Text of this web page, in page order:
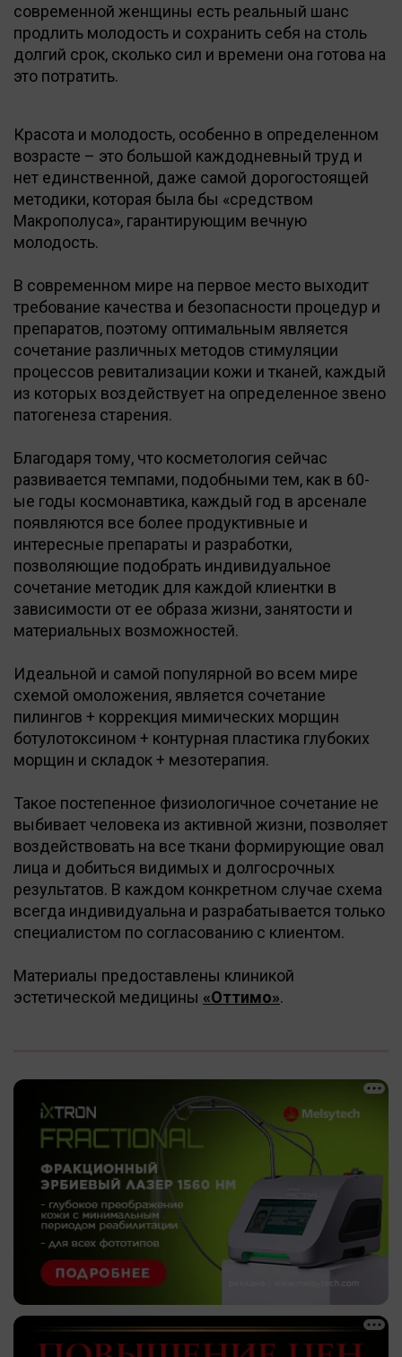
современной женщины есть реальный шанс
продлить молодость и сохранить себя на столь
долгий срок, сколько сил и времени она готова на
это потратить.
Красота и молодость, особенно в определенном
возрасте – это большой каждодневный труд и
нет единственной, даже самой дорогостоящей
методики, которая была бы «средством
Макрополуса», гарантирующим вечную
молодость.
В современном мире на первое место выходит
требование качества и безопасности процедур и
препаратов, поэтому оптимальным является
сочетание различных методов стимуляции
процессов ревитализации кожи и тканей, каждый
из которых воздействует на определенное звено
патогенеза старения.
Благодаря тому, что косметология сейчас
развивается темпами, подобными тем, как в 60-
ые годы космонавтика, каждый год в арсенале
появляются все более продуктивные и
интересные препараты и разработки,
позволяющие подобрать индивидуальное
сочетание методик для каждой клиентки в
зависимости от ее образа жизни, занятости и
материальных возможностей.
Идеальной и самой популярной во всем мире
схемой омоложения, является сочетание
пилингов + коррекция мимических морщин
ботулотоксином + контурная пластика глубоких
морщин и складок + мезотерапия.
Такое постепенное физиологичное сочетание не
выбивает человека из активной жизни, позволяет
воздействовать на все ткани формирующие овал
лица и добиться видимых и долгосрочных
результатов. В каждом конкретном случае схема
всегда индивидуальна и разрабатывается только
специалистом по согласованию с клиентом.
Материалы предоставлены клиникой
эстетической медицины «Оттимо».